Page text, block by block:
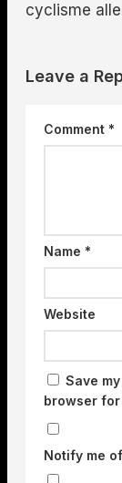
cyclisme
Leave a
Comment *
Name *
Website
Save
browser for
Notify me